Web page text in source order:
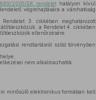
2005/EK rendelethatályon kívül
végrehajtására a vámhatóság
3. cikkében meghatározott
a Rendelet 4. cikkében
ellenőrzésére.
rendtartásról szóló törvényben
nem alkalmazhatók.
minősülő elektronikus formában kell